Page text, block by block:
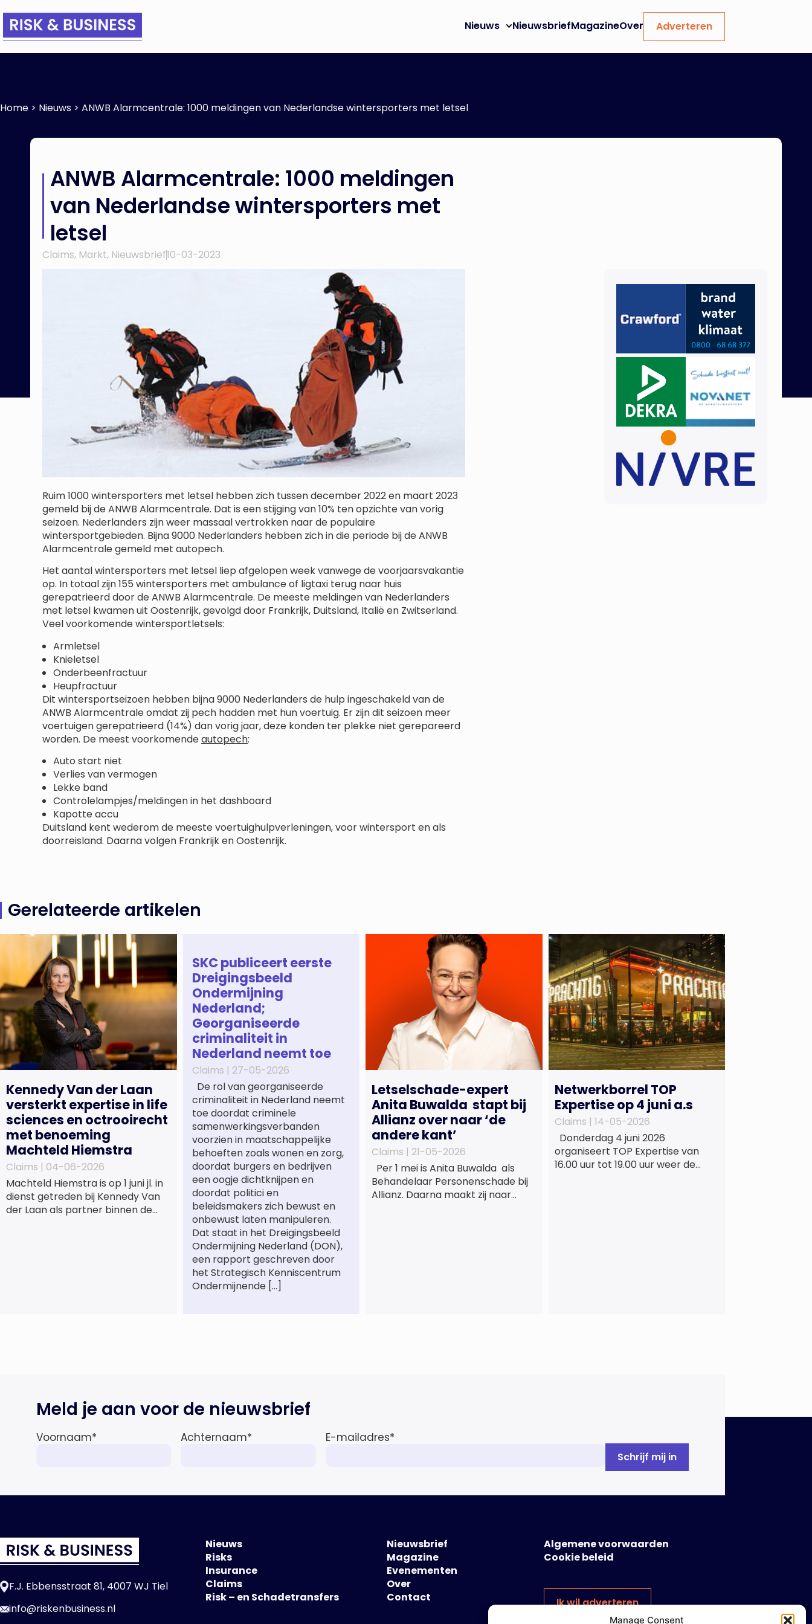
Manage Consent
Nieuws NieuwsbriefMagazineOver Adverteren
Home > Nieuws > ANWB Alarmcentrale: 1000 meldingen van Nederlandse wintersporters met letsel
ANWB Alarmcentrale: 1000 meldingen
van Nederlandse wintersporters met
letsel
Claims, Markt, Nieuwsbrief10-03-2023
Ruim 1000 wintersporters met letsel hebben zich tussen december 2022 en maart 2023
gemeld bij de ANWB Alarmcentrale. Dat is een stijging van 10% ten opzichte van vorig
seizoen. Nederlanders zijn weer massaal vertrokken naar de populaire
wintersportgebieden. Bijna 9000 Nederlanders hebben zich in die periode bij de ANWB
Alarmcentrale gemeld met autopech.
Het aantal wintersporters met letsel liep afgelopen week vanwege de voorjaarsvakantie
op. In totaal zijn 155 wintersporters met ambulance of ligtaxi terug naar huis
gerepatrieerd door de ANWB Alarmcentrale. De meeste meldingen van Nederlanders
met letsel kwamen uit Oostenrijk, gevolgd door Frankrijk, Duitsland, Italië en Zwitserland.
Veel voorkomende wintersportletsels:
Armletsel
Knieletsel
Onderbeenfractuur
Heupfractuur
Dit wintersportseizoen hebben bijna 9000 Nederlanders de hulp ingeschakeld van de
ANWB Alarmcentrale omdat zij pech hadden met hun voertuig. Er zijn dit seizoen meer
voertuigen gerepatrieerd (14%) dan vorig jaar, deze konden ter plekke niet gerepareerd
worden. De meest voorkomendeautopech:
Auto start niet
Verlies van vermogen
Lekke band
Controlelampjes/meldingen in het dashboard
Kapotte accu
Duitsland kent wederom de meeste voertuighulpverleningen, voor wintersport en als
doorreisland. Daarna volgen Frankrijk en Oostenrijk.
Gerelateerde artikelen
Kennedy Van der Laan
versterkt expertise in life
sciences en octrooirecht
met benoeming
Machteld Hiemstra
Claims | 04-06-2026
Machteld Hiemstra is op 1 juni jl. in
dienst getreden bij Kennedy Van
der Laan als partner binnen de
SKC publiceert eerste
Dreigingsbeeld
Ondermijning
Nederland;
Georganiseerde
criminaliteit in
Nederland neemt toe
Claims | 27-05-2026
De rol van georganiseerde
criminaliteit in Nederland neemt
toe doordat criminele
samenwerkingsverbanden
voorzien in maatschappelijke
behoeften zoals wonen en zorg,
doordat burgers en bedrijven
een oogje dichtknijpen en
doordat politici en
beleidsmakers zich bewust en
onbewust laten manipuleren.
Dat staat in het Dreigingsbeeld
Ondermijning Nederland (DON),
een rapport geschreven door
het Strategisch Kenniscentrum
Ondermijnende […]
Letselschade-expert
Anita Buwalda stapt bij
Allianz over naar ‘de
andere kant’
Claims | 21-05-2026
Per 1 mei is Anita Buwalda als
Behandelaar Personenschade bij
Allianz. Daarna maakt zij naar
Netwerkborrel TOP
Expertise op 4 juni a.s
Claims | 14-05-2026
Donderdag 4 juni 2026
organiseert TOP Expertise van
16.00 uur tot 19.00 uur weer de
Meld je aan voor de nieuwsbrief
Voornaam* Achternaam* E-mailadres*
F.J. Ebbensstraat 81, 4007 WJ Tiel
info@riskenbusiness.nl
Nieuws
Risks
Insurance
Claims
Risk – en Schadetransfers
Nieuwsbrief
Magazine
Evenementen
Over
Contact
Algemene voorwaarden
Cookie beleid
Ik wil adverteren